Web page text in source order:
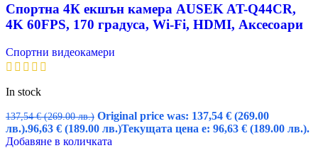
Спортна 4К екшън камера AUSEK AT-Q44CR,
4K 60FPS, 170 градуса, Wi-Fi, HDMI, Аксесоари
Спортни видеокамери
In stock
137,54€ (269.00 лв.) Original price was: 137,54 € (269.00
лв.).96,63 € (189.00 лв.)Текущата цена е: 96,63 € (189.00 лв.).
Добавяне в количката